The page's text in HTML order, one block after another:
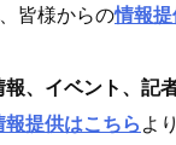
皆様からの情報
、イベント、記
報提供はこちら よ